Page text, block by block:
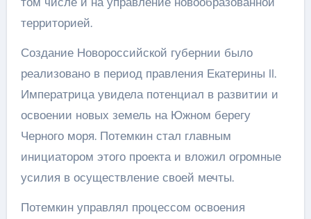
территорией.
Создание Новороссийской губернии было
реализовано в период правления Екатерины II.
Императрица увидела потенциал в развитии и
освоении новых земель на Южном берегу
Черного моря. Потемкин стал главным
инициатором этого проекта и вложил огромные
усилия в осуществление своей мечты.
Потемкин управлял процессом освоения